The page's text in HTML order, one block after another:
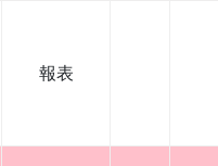
報表